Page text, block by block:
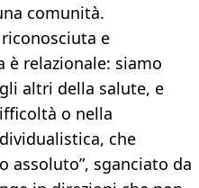
comunità.
riconosciuta e
è relazionale: siamo
altri della salute, e
o nella
che
assoluto”, sganciato da